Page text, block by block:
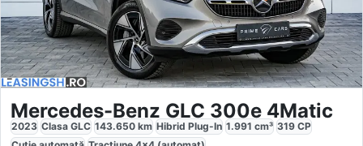
Mercedes-Benz GLC 300e 4Matic
2023 Clasa GLC 143.650 km Hibrid Plug-In 1.991 cm³ 319 CP